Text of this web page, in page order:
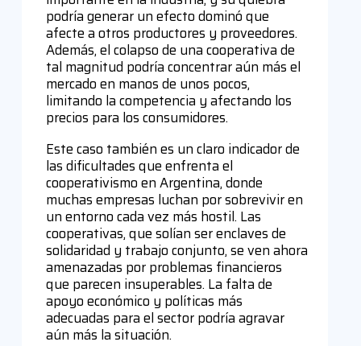
podría generar un efecto dominó que
afecte a otros productores y proveedores.
Además, el colapso de una cooperativa de
tal magnitud podría concentrar aún más el
mercado en manos de unos pocos,
limitando la competencia y afectando los
precios para los consumidores.
Este caso también es un claro indicador de
las dificultades que enfrenta el
cooperativismo en Argentina, donde
muchas empresas luchan por sobrevivir en
un entorno cada vez más hostil. Las
cooperativas, que solían ser enclaves de
solidaridad y trabajo conjunto, se ven ahora
amenazadas por problemas financieros
que parecen insuperables. La falta de
apoyo económico y políticas más
adecuadas para el sector podría agravar
aún más la situación.